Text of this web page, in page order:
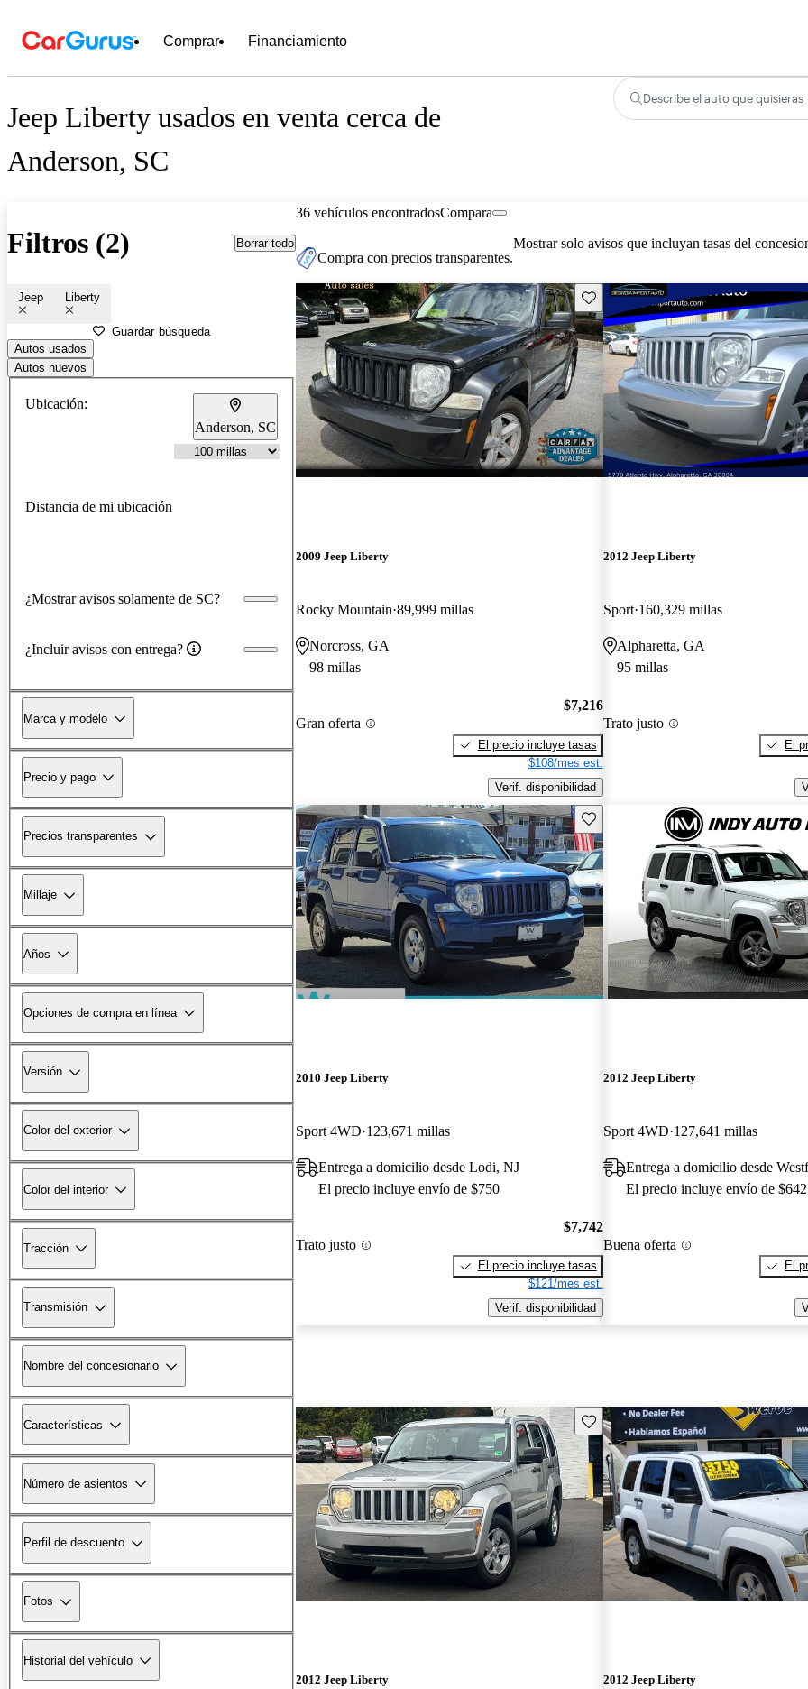
Comprar Financiamiento
Jeep Liberty usados en venta cerca de
Anderson, SC
Describe el auto que quisieras
Filtros (2) Borrar todo
Jeep Liberty
Guardar búsqueda
Autos usados
Autos nuevos
Ubicación:
Anderson, SC
Distancia de mi ubicación
¿Mostrar avisos solamente de SC?
¿Incluir avisos con entrega?
Marca y modelo
Precio y pago
Precios transparentes
Millaje
Años
Opciones de compra en línea
Versión
Color del exterior
Color del interior
Tracción
Transmisión
Nombre del concesionario
Características
Número de asientos
Perfil de descuento
Fotos
Historial del vehículo
36 vehículos encontradosCompara
Compra con precios transparentes.
Mostrar solo avisos que incluyan tasas del
Guarda este Aviso
2009 Jeep Liberty
Rocky Mountain 89,999 millas
Norcross, GA
98 millas
Gran oferta
$7,216
El precio incluye tasas
$108/mes est.
Verif. disponibilidad
2012 Jeep Liberty
Sport 160,329 millas
Alpharetta, GA
95 millas
Trato justo
El
Guarda este Aviso
2010 Jeep Liberty
Sport 4WD 123,671 millas
Entrega a domicilio desde Lodi, NJ
El precio incluye envío de $750
Trato justo
$7,742
El precio incluye tasas
$121/mes est.
Verif. disponibilidad
2012 Jeep Liberty
Sport 4WD 127,641 millas
Entrega a domicilio desde
El precio incluye envío de $642
Buena oferta
El
Guarda este Aviso
2012 Jeep Liberty 2012 Jeep Liberty